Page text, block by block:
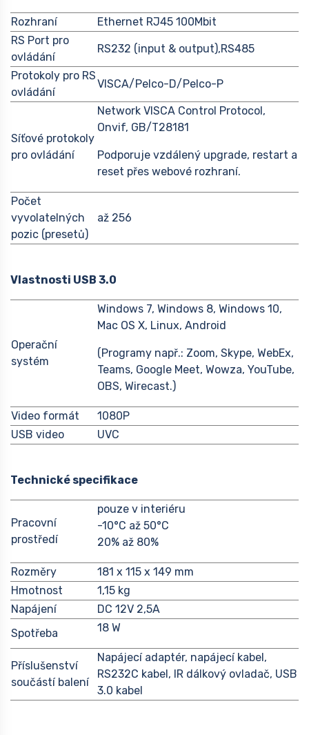
Rozhraní
Ethernet RJ45 100Mbit
RS Port pro
ovládání
RS232 (input & output),RS485
Protokoly pro RS
ovládání
VISCA/Pelco-D/Pelco-P
Síťové protokoly
pro ovládání
Network VISCA Control Protocol,
Onvif, GB/T28181
Podporuje vzdálený upgrade, restart a
reset přes webové rozhraní.
Počet
vyvolatelných
pozic (presetů)
až 256
Vlastnosti USB 3.0
Operační
systém
Windows 7, Windows 8, Windows 10,
Mac OS X, Linux, Android
(Programy např.: Zoom, Skype, WebEx,
Teams, Google Meet, Wowza, YouTube,
OBS, Wirecast.)
Video formát
1080P
USB video
UVC
Technické specifikace
Pracovní
prostředí
pouze v interiéru
-10°C až 50°C
20% až 80%
Rozměry
181 x 115 x 149 mm
Hmotnost
1,15 kg
Napájení
DC 12V 2,5A
Spotřeba
18 W
Příslušenství
součástí balení
Napájecí adaptér, napájecí kabel,
RS232C kabel, IR dálkový ovladač, USB
3.0 kabel